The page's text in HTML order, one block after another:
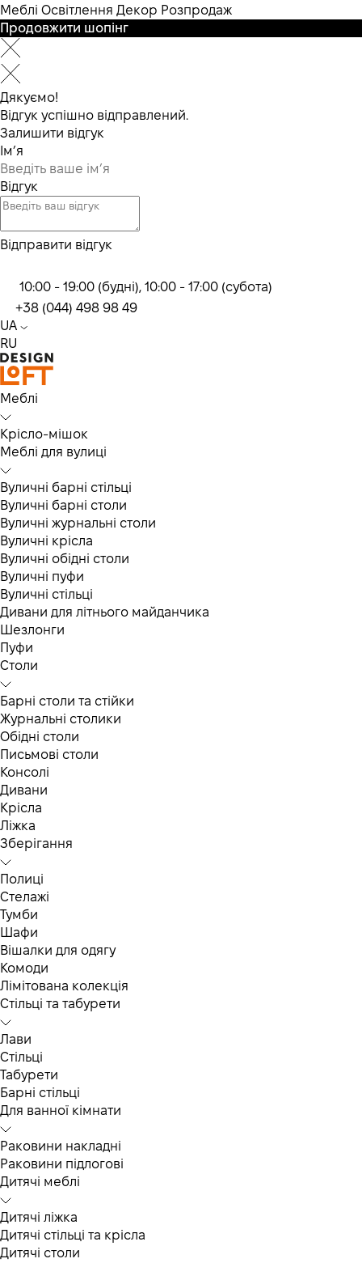
Меблі Освітлення Декор Розпродаж
Продовжити шопінг
Дякуємо!
Відгук успішно відправлений.
Залишити відгук
Ім’я
Відгук
Відправити відгук
10:00 - 19:00 (будні), 10:00 - 17:00 (субота)
+38 (044) 498 98 49
UA
RU
Меблі
Крісло-мішок
Меблі для вулиці
Вуличні барні стільці
Вуличні барні столи
Вуличні журнальні столи
Вуличні крісла
Вуличні обідні столи
Вуличні пуфи
Вуличні стільці
Дивани для літнього майданчика
Шезлонги
Пуфи
Столи
Барні столи та стійки
Журнальні столики
Обідні столи
Письмові столи
Консолі
Дивани
Крісла
Ліжка
Зберігання
Полиці
Стелажі
Тумби
Шафи
Вішалки для одягу
Комоди
Лімітована колекція
Стільці та табурети
Лави
Стільці
Табурети
Барні стільці
Для ванної кімнати
Раковини накладні
Раковини підлогові
Дитячі меблі
Дитячі ліжка
Дитячі стільці та крісла
Дитячі столи